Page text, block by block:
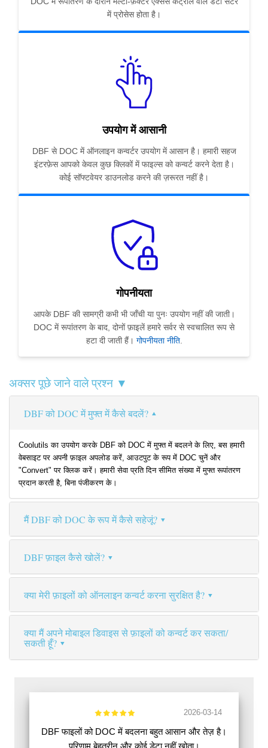
में प्रोसेस होता है।
उपयोग में आसानी
DBF से DOC में ऑनलाइन कन्वर्टर उपयोग में आसान है। हमारी सहज
इंटरफ़ेस आपको केवल कुछ क्लिकों में फाइल्स को कन्वर्ट करने देता है।
कोई सॉफ्टवेयर डाउनलोड करने की ज़रूरत नहीं है।
गोपनीयता
आपके DBF की सामग्री कभी भी जाँची या पुनः उपयोग नहीं की जाती।
DOC में रूपांतरण के बाद, दोनों फ़ाइलें हमारे सर्वर से स्वचालित रूप से
हटा दी जाती हैं। गोपनीयता नीति.
अक्सर पूछे जाने वाले प्रश्न ▼
DBF को DOC में मुफ्त में कैसे बदलें?
Coolutils का उपयोग करके DBF को DOC में मुफ्त में बदलने के लिए, बस हमारी
वेबसाइट पर अपनी फ़ाइल अपलोड करें, आउटपुट के रूप में DOC चुनें और
"Convert" पर क्लिक करें। हमारी सेवा प्रति दिन सीमित संख्या में मुफ्त रूपांतरण
प्रदान करती है, बिना पंजीकरण के।
मैं DBF को DOC के रूप में कैसे सहेजूं?
DBF फ़ाइल कैसे खोलें?
क्या मेरी फ़ाइलों को ऑनलाइन कन्वर्ट करना सुरक्षित है?
क्या मैं अपने मोबाइल डिवाइस से फ़ाइलों को कन्वर्ट कर सकता/
सकती हूँ?
2026-03-14
DBF फाइलों को DOC में बदलना बहुत आसान और तेज़ है।